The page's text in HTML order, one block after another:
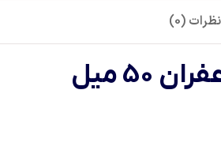
نظرات (0)